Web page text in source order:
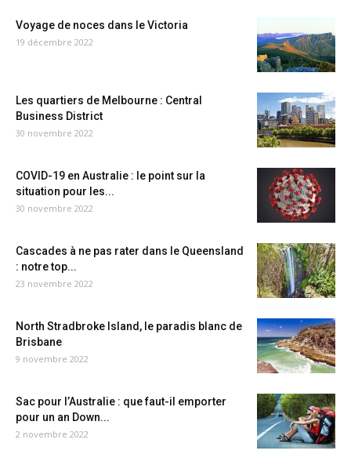
Voyage de noces dans le Victoria
19 décembre 2022
Les quartiers de Melbourne : Central
Business District
30 novembre 2022
COVID-19 en Australie : le point sur la
situation pour les...
30 novembre 2022
Cascades à ne pas rater dans le Queensland
: notre top...
23 novembre 2022
North Stradbroke Island, le paradis blanc de
Brisbane
9 novembre 2022
Sac pour l’Australie : que faut-il emporter
pour un an Down...
2 novembre 2022